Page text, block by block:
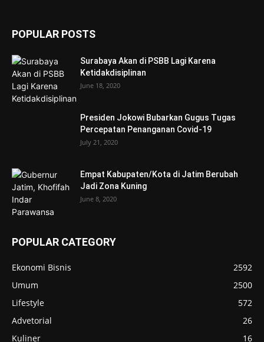
POPULAR POSTS
Surabaya Akan di PSBB Lagi Karena
Ketidakdisiplinan
June 18, 2020
Presiden Jokowi Bubarkan Gugus Tugas
Percepatan Penanganan Covid-19
July 21, 2020
Empat Kabupaten/Kota di Jatim Berubah
Jadi Zona Kuning
June 8, 2020
POPULAR CATEGORY
Ekonomi Bisnis
2592
Umum
2500
Lifestyle
572
Advetorial
26
Kuliner
16